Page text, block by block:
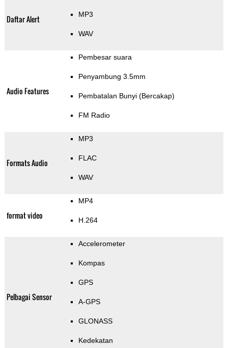
Daftar Alert MP3
WAV
Audio Features
Pembesar suara
Penyambung 3.5mm
Pembatalan Bunyi (Bercakap)
FM Radio
Formats Audio
MP3
FLAC
WAV
format video
MP4
H.264
Pelbagai Sensor
Accelerometer
Kompas
GPS
A-GPS
GLONASS
Kedekatan